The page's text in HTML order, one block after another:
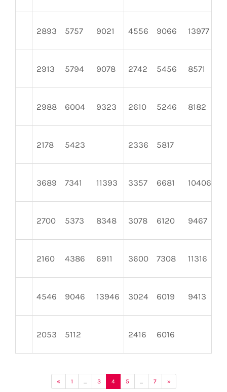
2893 5757 9021 4556 9066 13977
2913 5794 9078 2742 5456 8571
2988 6004 9323 2610 5246 8182
2178 5423 2336 5817
3689 7341 11393 3357 6681 10406
2700 5373 8348 3078 6120 9467
2160 4386 6911 3600 7308 11316
4546 9046 13946 3024 6019 9413
2053 5112 2416 6016
« 1 ... 3 4 5 ... 7 »